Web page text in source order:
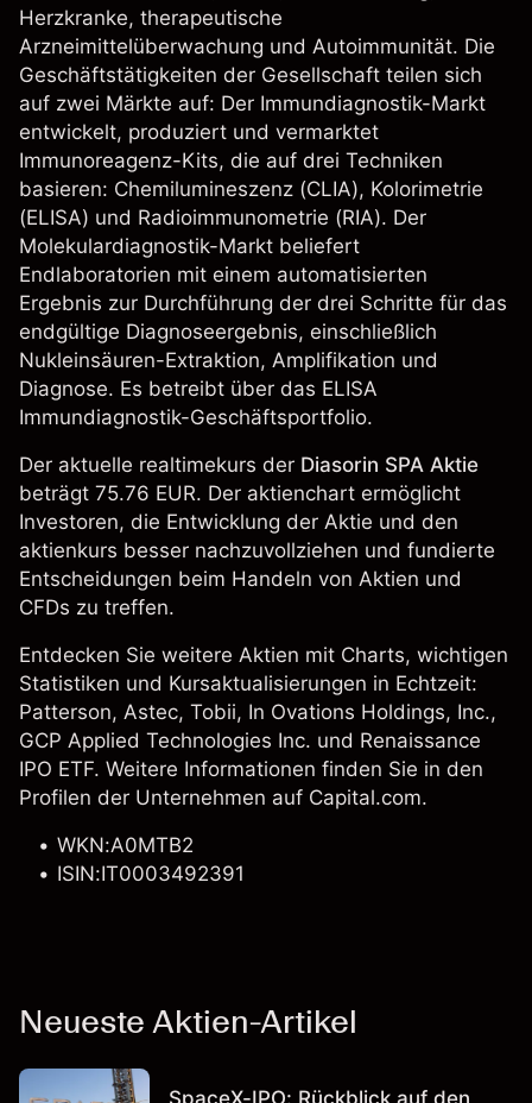
Herzkranke, therapeutische
Arzneimittelüberwachung und Autoimmunität. Die
Geschäftstätigkeiten der Gesellschaft teilen sich
auf zwei Märkte auf: Der Immundiagnostik-Markt
entwickelt, produziert und vermarktet
Immunoreagenz-Kits, die auf drei Techniken
basieren: Chemilumineszenz (CLIA), Kolorimetrie
(ELISA) und Radioimmunometrie (RIA). Der
Molekulardiagnostik-Markt beliefert
Endlaboratorien mit einem automatisierten
Ergebnis zur Durchführung der drei Schritte für das
endgültige Diagnoseergebnis, einschließlich
Nukleinsäuren-Extraktion, Amplifikation und
Diagnose. Es betreibt über das ELISA
Immundiagnostik-Geschäftsportfolio.
Der aktuelle realtimekurs der Diasorin SPA Aktie
beträgt 75.76 EUR. Der aktienchart ermöglicht
Investoren, die Entwicklung der Aktie und den
aktienkurs besser nachzuvollziehen und fundierte
Entscheidungen beim Handeln von Aktien und
CFDs zu treffen.
Entdecken Sie weitere Aktien mit Charts, wichtigen
Statistiken und Kursaktualisierungen in Echtzeit:
Patterson, Astec, Tobii, In Ovations Holdings, Inc.,
GCP Applied Technologies Inc. und Renaissance
IPO ETF. Weitere Informationen finden Sie in den
Profilen der Unternehmen auf Capital.com.
WKN:A0MTB2
ISIN:IT0003492391
Neueste Aktien-Artikel
SpaceX-IPO: Rückblick auf den